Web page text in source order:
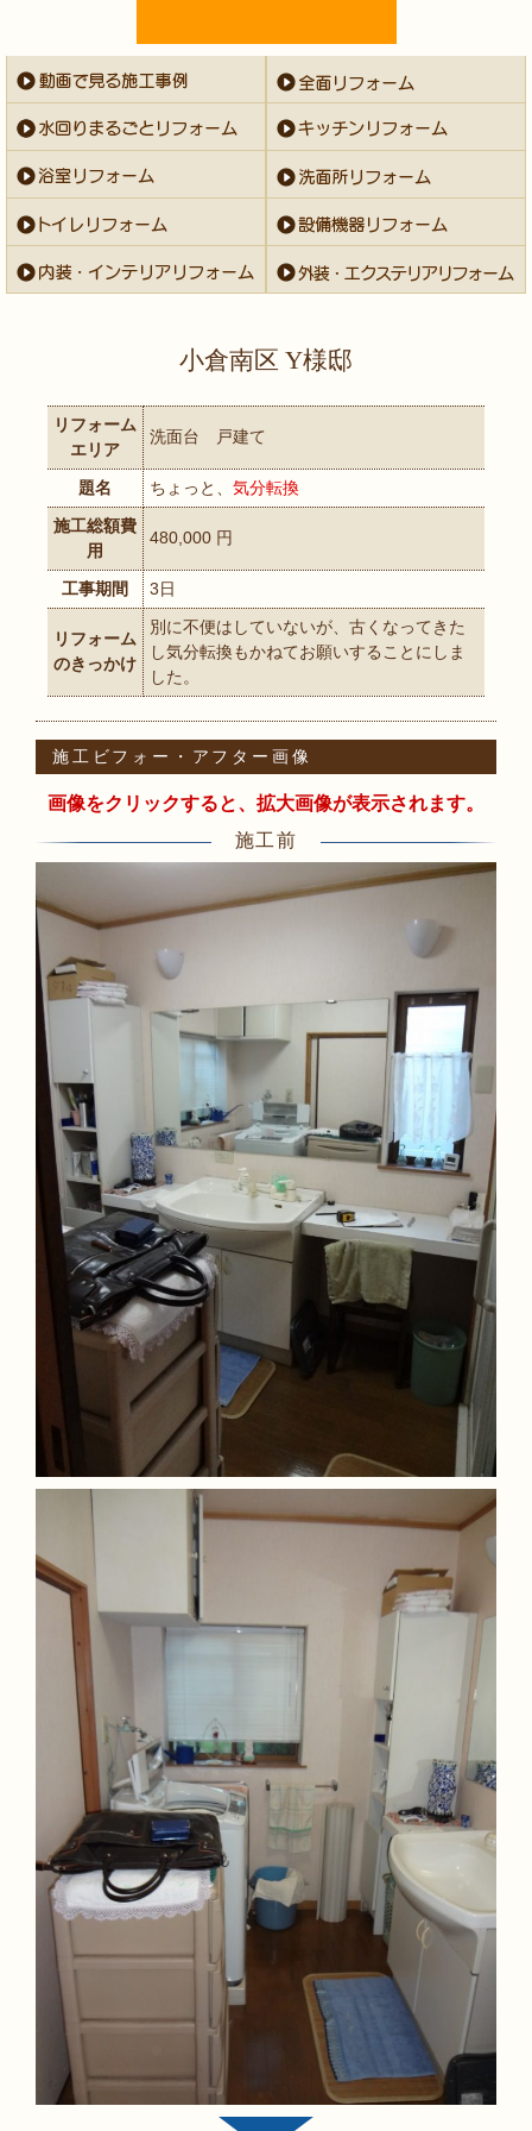
小倉南区 Y様邸
リフォーム
エリア
洗面台 戸建て
題名 ちょっと、 気分転換
施工総額費
用
480,000 円
工事期間 3日
リフォーム
のきっかけ
別に不便はしていないが、古くなってきた
し気分転換もかねてお願いすることにしま
した。
施工ビフォー・アフター画像
画像をクリックすると、拡大画像が表示されます。
施工前